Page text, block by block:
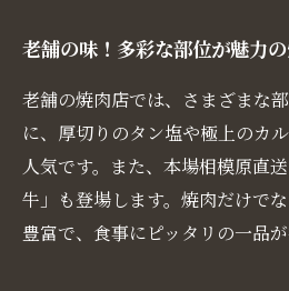
老舗の味！多彩な部位が魅力
老舗の焼肉店では、さまざまな
に、厚切りのタン塩や極上のカ
人気です。また、本場相模原直
牛」も登場します。焼肉だけで
豊富で、食事にピッタリの一品が